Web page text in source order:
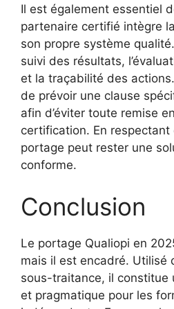
Il est également essentiel
partenaire certifié intègre
son propre système
suivi des résultats,
et la traçabilité des
de prévoir une clause
afin d’éviter toute remise
certification. En respectant
portage peut rester une
conforme.
Conclusion
Le portage Qualiopi en
mais il est encadré. Utilisé
sous-traitance, il constitue
et pragmatique pour les